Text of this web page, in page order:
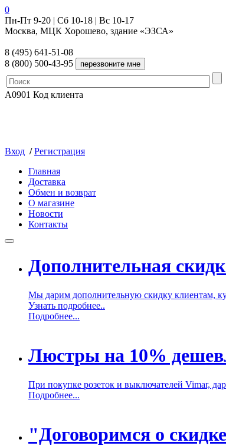
0
Пн-Пт 9-20 | Сб 10-18 | Вс 10-17
Москва, МЦК Хорошево, здание «ЭЗСА»
8 (495) 641-51-08
8 (800) 500-43-95
A0901 Код клиента
Вход / Регистрация
Главная
Доставка
Обмен и возврат
О магазине
Новости
Контакты
Дополнительная
Мы дарим дополнительную скидку клиентам,
Узнать подробнее..
Подробнее...
Люстры на 10%
При покупке розеток и выключателей Vimar,
Подробнее...
"Договоримся о